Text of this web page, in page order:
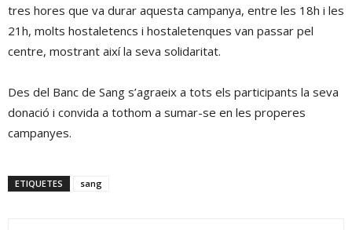
tres hores que va durar aquesta campanya, entre les 18h i les
21h, molts hostaletencs i hostaletenques van passar pel
centre, mostrant així la seva solidaritat.
Des del Banc de Sang s’agraeix a tots els participants la seva
donació i convida a tothom a sumar-se en les properes
campanyes.
ETIQUETES sang